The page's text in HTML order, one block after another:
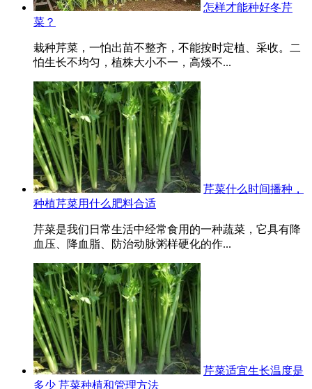
怎样才能种好冬芹
菜？
栽种芹菜，一怕出苗不整齐，不能按时定植、采收。二
怕生长不均匀，植株大小不一，高矮不...
芹菜什么时间播种，
种植芹菜用什么肥料合适
芹菜是我们日常生活中经常食用的一种蔬菜，它具有降
血压、降血脂、防治动脉粥样硬化的作...
芹菜适宜生长温度是
多少 芹菜种植和管理方法